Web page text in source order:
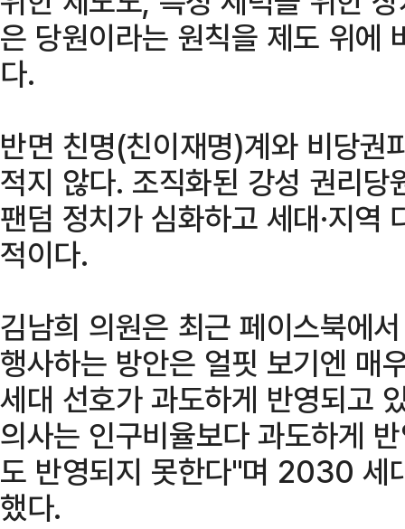
은 당원이라는 원칙을 제도 위에
다.
반면 친명(친이재명)계와 비당권
적지 않다. 조직화된 강성 권리
팬덤 정치가 심화하고 세대·지역
적이다.
김남희 의원은 최근 페이스북에
행사하는 방안은 얼핏 보기엔 매
세대 선호가 과도하게 반영되고
의사는 인구비율보다 과도하게
도 반영되지 못한다"며 2030 세
했다.